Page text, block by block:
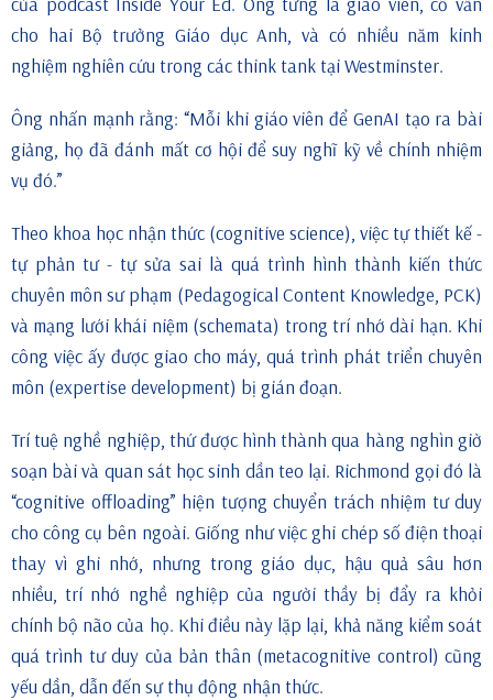
cho hai Bộ trưởng Giáo dục Anh, và có nhiều năm kinh
nghiệm nghiên cứu trong các think tank tại Westminster.
Ông nhấn mạnh rằng: “Mỗi khi giáo viên để GenAI tạo ra bài
giảng, họ đã đánh mất cơ hội để suy nghĩ kỹ về chính nhiệm
vụ đó.”
Theo khoa học nhận thức (cognitive science), việc tự thiết kế -
tự phản tư - tự sửa sai là quá trình hình thành kiến thức
chuyên môn sư phạm (Pedagogical Content Knowledge, PCK)
và mạng lưới khái niệm (schemata) trong trí nhớ dài hạn. Khi
công việc ấy được giao cho máy, quá trình phát triển chuyên
môn (expertise development) bị gián đoạn.
Trí tuệ nghề nghiệp, thứ được hình thành qua hàng nghìn giờ
soạn bài và quan sát học sinh dần teo lại. Richmond gọi đó là
“cognitive offloading” hiện tượng chuyển trách nhiệm tư duy
cho công cụ bên ngoài. Giống như việc ghi chép số điện thoại
thay vì ghi nhớ, nhưng trong giáo dục, hậu quả sâu hơn
nhiều, trí nhớ nghề nghiệp của người thầy bị đẩy ra khỏi
chính bộ não của họ. Khi điều này lặp lại, khả năng kiểm soát
quá trình tư duy của bản thân (metacognitive control) cũng
yếu dần, dẫn đến sự thụ động nhận thức.